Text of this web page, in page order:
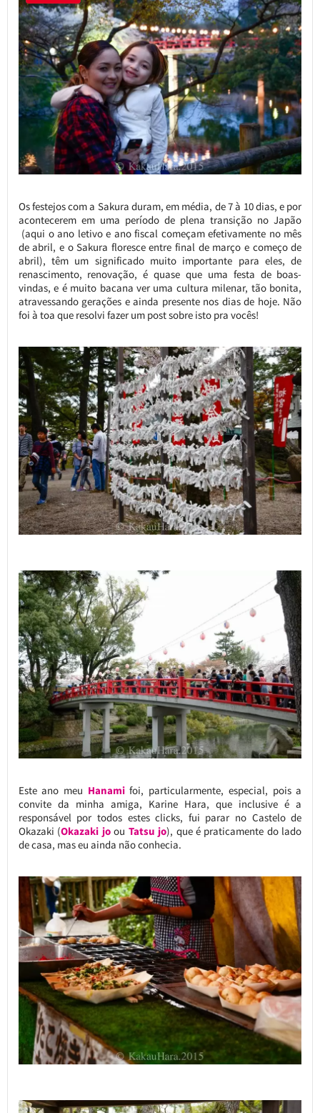
Os festejos com a Sakura duram, em média, de 7 à 10 dias, e por
acontecerem em uma período de plena transição no Japão
(aqui o ano letivo e ano fiscal começam efetivamente no mês
de abril, e o Sakura floresce entre final de março e começo de
abril), têm um significado muito importante para eles, de
renascimento, renovação, é quase que uma festa de boas-
vindas, e é muito bacana ver uma cultura milenar, tão bonita,
atravessando gerações e ainda presente nos dias de hoje. Não
foi à toa que resolvi fazer um post sobre isto pra vocês!
Este ano meu Hanamifoi, particularmente, especial, pois a
convite da minha amiga, Karine Hara, que inclusive é a
responsável por todos estes clicks, fui parar no Castelo de
Okazaki (Okazaki joou Tatsu jo), que é praticamente do lado
de casa, mas eu ainda não conhecia.